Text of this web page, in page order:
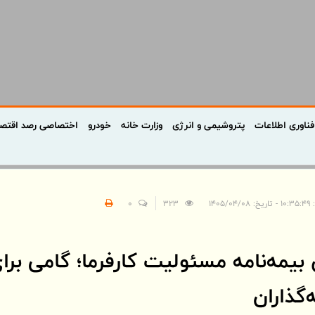
فناوری اطلاعات پتروشیمی و انرژی وزارت خانه خودرو اختصاصی رصد
۰۸ 0
مسئولیت کارفرما؛ گامی